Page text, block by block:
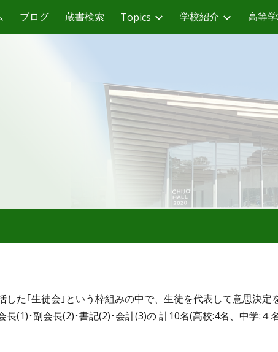
Skip to navigation
ブログ 蔵書検索 Topics 学校紹介 高等
た｢生徒会｣という枠組みの中で、生徒を代表して意思決定
(1)･副会長(2)･書記(2)･会計(3)の 計10名(高校:4名、中学:４